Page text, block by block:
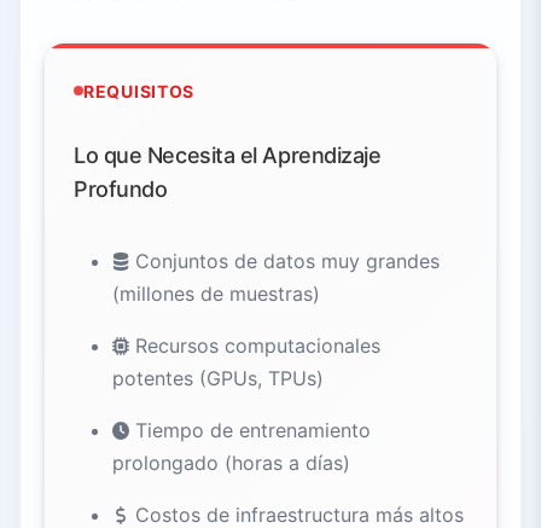
REQUISITOS
Lo que Necesita el Aprendizaje
Profundo
Conjuntos de datos muy grandes
(millones de muestras)
Recursos computacionales
potentes (GPUs, TPUs)
Tiempo de entrenamiento
prolongado (horas a días)
Costos de infraestructura más altos